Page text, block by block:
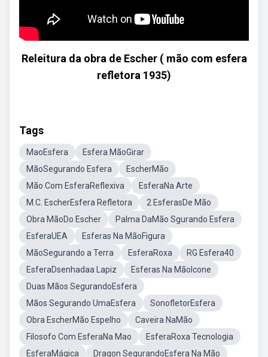
Releitura da obra de Escher ( mão com esfera
refletora 1935)
Tags
MaoEsfera
Esfera MãoGirar
MãoSegurando Esfera
EscherMão
Mão Com EsferaReflexiva
EsferaNa Arte
M.C. EscherEsfera Refletora
2 EsferasDe Mão
Obra MãoDo Escher
Palma DaMão Sgurando Esfera
EsferaUEA
Esferas Na MãoFigura
MãoSegurando a Terra
EsferaRoxa
RG Esfera40
EsferaDsenhadaa Lapiz
Esferas Na MãoIcone
Duas Mãos SegurandoEsfera
Mãos Segurando UmaEsfera
SonofletorEsfera
Obra EscherMão Espelho
Caveira NaMão
Filosofo Com EsferaNa Mao
EsferaRoxa Tecnologia
EsferaMágica
Dragon SegurandoEsfera Na Mão